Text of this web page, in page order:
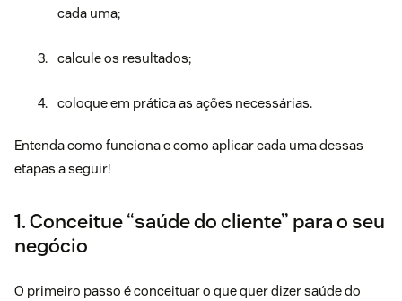
cada uma;
calcule os resultados;
coloque em prática as ações necessárias.
Entenda como funciona e como aplicar cada uma dessas
etapas a seguir!
1. Conceitue “saúde do cliente” para o seu
negócio
O primeiro passo é conceituar o que quer dizer saúde do